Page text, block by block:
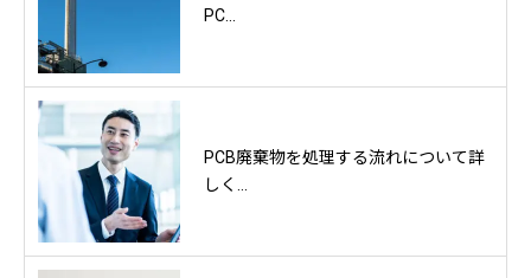
PC...
PCB廃棄物を処理する流れについて詳
しく...